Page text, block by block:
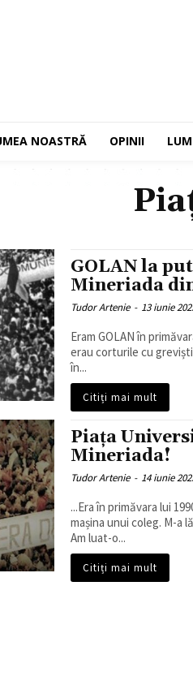
NOASTRĂ OPINII
GOLAN la
Mineriada
Tudor Artenie - 13 iunie
Eram GOLAN în
erau corturile cu
în...
Citiți mai mult
Piața
Mineriada!
Tudor Artenie - 14 iunie
...Era în primăvara lui
mașina unui coleg. M-a
Am luat-o...
Citiți mai mult